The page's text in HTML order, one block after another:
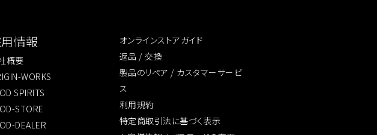
情報
概要
WORKS
SPIRITS
STORE
DEALER
オンラインストアガイド
返品 / 交換
製品のリペア / カスタマーサービ
ス
利用規約
特定商取引法に基づく表示